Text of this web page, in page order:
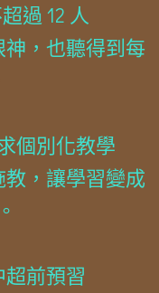
過 12 人
，也聽得到每
個別化教學
，讓學習變成
超前預習